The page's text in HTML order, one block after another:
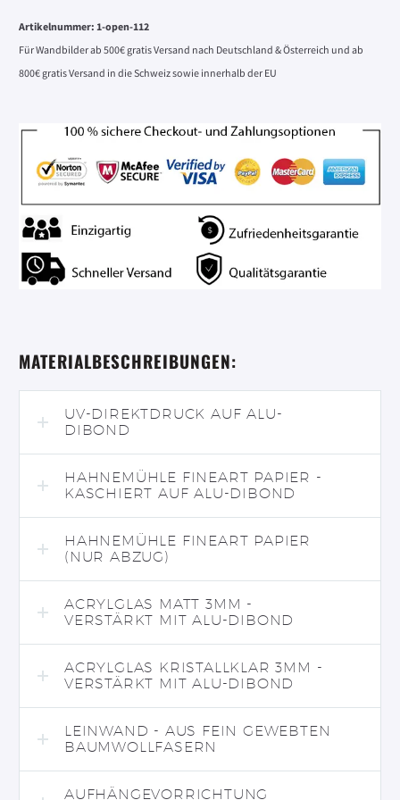
Artikelnummer: 1-open-112
Für Wandbilder ab 500€ gratis Versand nach Deutschland & Österreich und ab
800€ gratis Versand in die Schweiz sowie innerhalb der EU
MATERIALBESCHREIBUNGEN:
UV-DIREKTDRUCK AUF ALU-
DIBOND
HAHNEMÜHLE FINEART PAPIER -
KASCHIERT AUF ALU-DIBOND
HAHNEMÜHLE FINEART PAPIER
(NUR ABZUG)
ACRYLGLAS MATT 3MM -
VERSTÄRKT MIT ALU-DIBOND
ACRYLGLAS KRISTALLKLAR 3MM -
VERSTÄRKT MIT ALU-DIBOND
LEINWAND - AUS FEIN GEWEBTEN
BAUMWOLLFASERN
AUFHÄNGEVORRICHTUNG